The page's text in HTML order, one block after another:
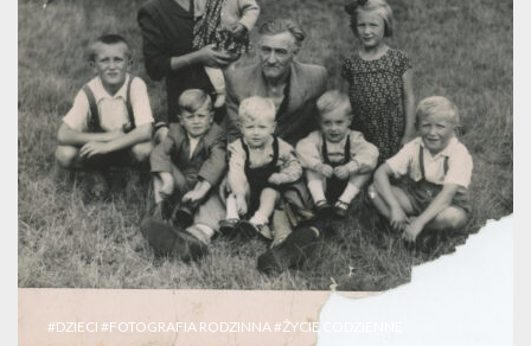
#DZIECI #FOTOGRAFIA RODZINNA#ŻYCIE CODZIENNE